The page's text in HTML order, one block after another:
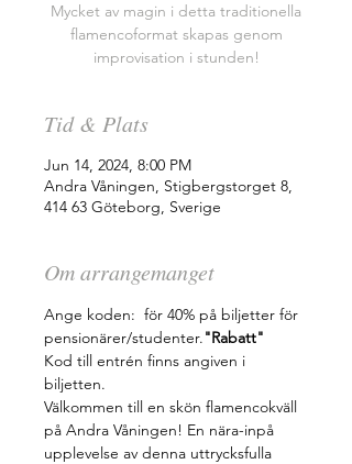
Mycket av magin i detta traditionella
flamencoformat skapas genom
improvisation i stunden!
Tid & Plats
Jun 14, 2024, 8:00 PM
Andra Våningen, Stigbergstorget 8,
414 63 Göteborg, Sverige
Om arrangemanget
Ange koden: för 40% på biljetter för
pensionärer/studenter."Rabatt"
Kod till entrén finns angiven i
biljetten.
Välkommen till en skön flamencokväll
på Andra Våningen! En nära-inpå
upplevelse av denna uttrycksfulla